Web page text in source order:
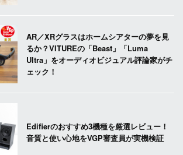
AR／XRグラスはホームシアターの夢を見
るか？VITUREの「Beast」「Luma
Ultra」をオーディオビジュアル評論家がチ
ェック！
Edifierのおすすめ3機種を厳選レビュー！
音質と使い心地をVGP審査員が実機検証